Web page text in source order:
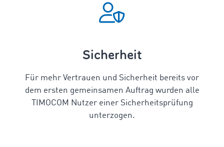
Sicherheit
Für mehr Vertrauen und Sicherheit bereits vor
dem ersten gemeinsamen Auftrag wurden alle
TIMOCOM Nutzer einer Sicherheitsprüfung
unterzogen.